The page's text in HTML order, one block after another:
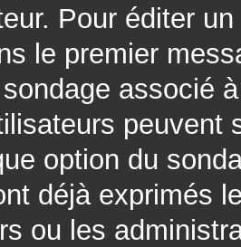
Pour éditer
le premier
associé
peuvent
option du
déjà exprimés
ou les